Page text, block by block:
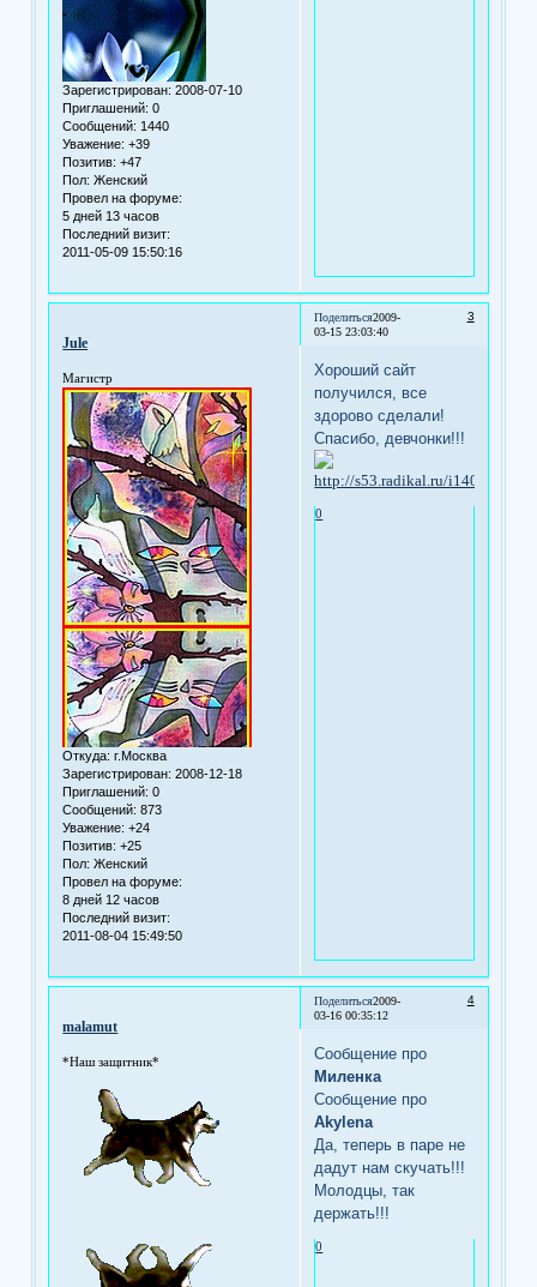
Зарегистрирован: 2008-07-10
Приглашений: 0
Сообщений: 1440
Уважение: +39
Позитив: +47
Пол: Женский
Провел на форуме:
5 дней 13 часов
Последний визит:
2011-05-09 15:50:16
Поделиться 3
2009-
03-15 23:03:40
Jule
Магистр
Откуда: г.Москва
Зарегистрирован: 2008-12-18
Приглашений: 0
Сообщений: 873
Уважение: +24
Позитив: +25
Пол: Женский
Провел на форуме:
8 дней 12 часов
Последний визит:
2011-08-04 15:49:50
Хороший сайт
получился, все
здорово сделали!
Спасибо, девчонки!!!
0
Поделиться 4
2009-
03-16 00:35:12
malamut
*Наш защитник*
Сообщение про
Миленка
Сообщение про
Аkylena
Да, теперь в паре не
дадут нам скучать!!!
Молодцы, так
держать!!!
0